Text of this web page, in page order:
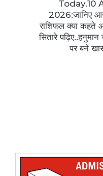
Today.10
2026:जानिए
राशिफल क्या कहते
सितारे
पर बने